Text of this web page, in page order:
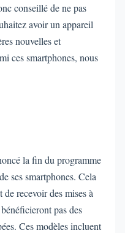
conseillé de ne pas
avoir un appareil
nouvelles et
ces smartphones, nous
la fin du programme
ses smartphones. Cela
recevoir des mises à
pas des
Ces modèles incluent